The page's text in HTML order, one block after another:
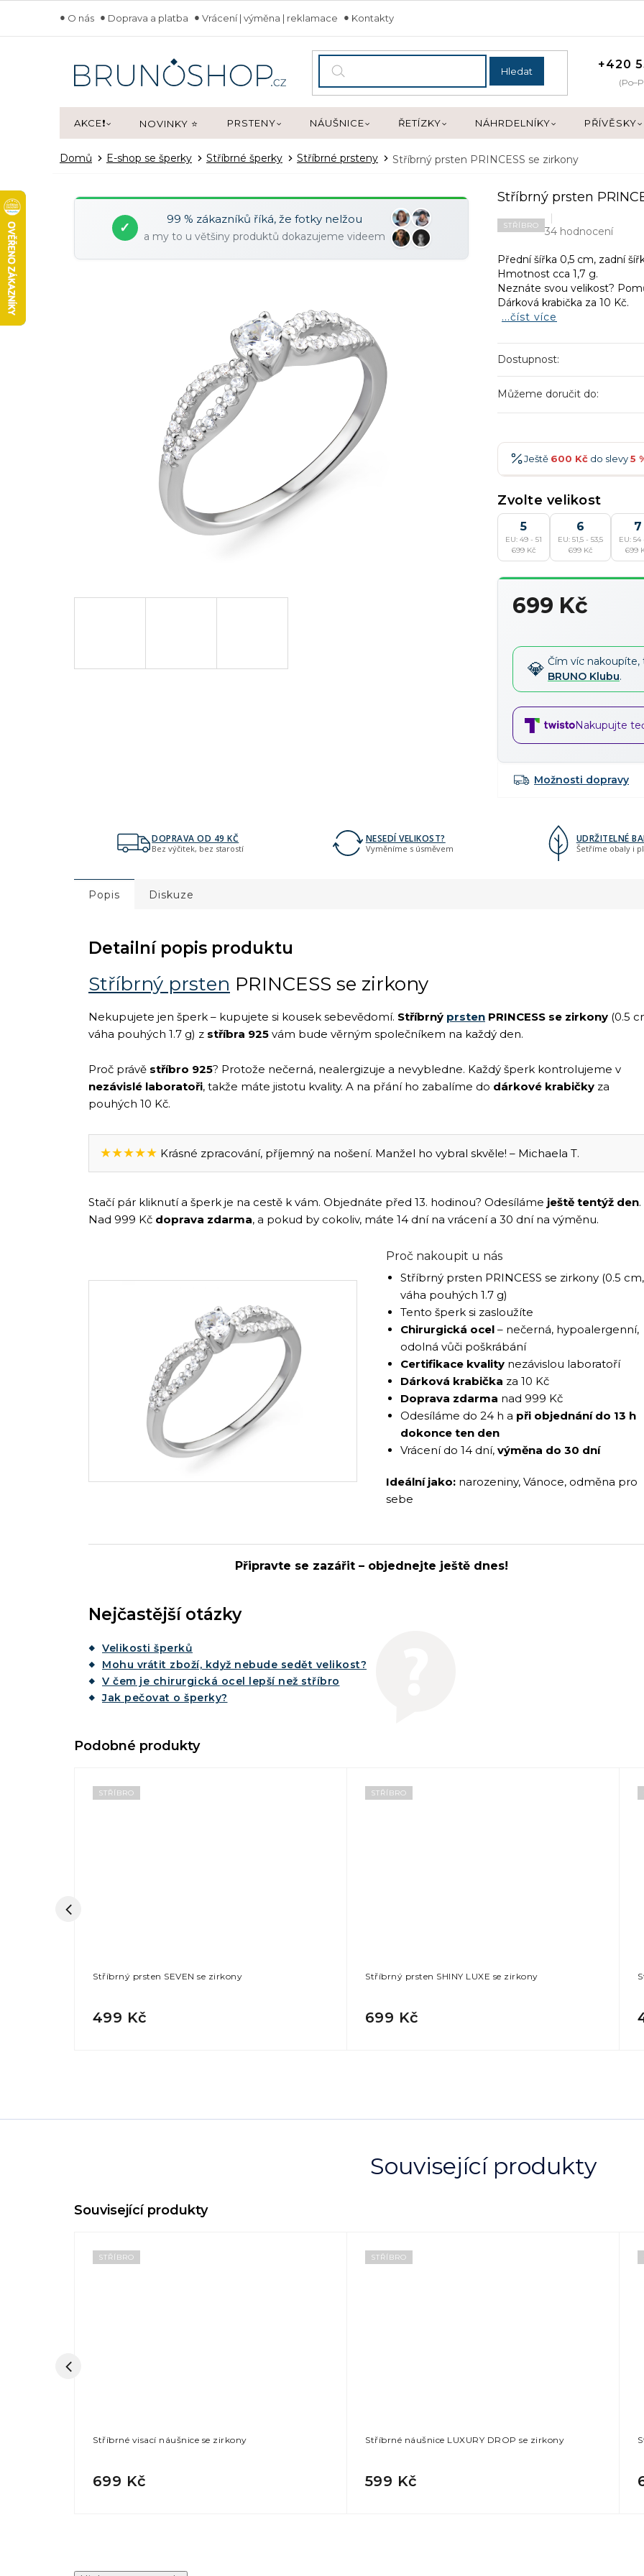
obsah
O nás Doprava a platba Vrácení | výměna | reklamace Kontakty
Hledat +420
AKCE❗ NOVINKY ⭐ PRSTENY NÁUŠNICE ŘETÍZKY NÁHRDELNÍKY PŘÍVĚSKY
Domů E-shop se šperky Stříbrné šperky Stříbrné prsteny Stříbrný prsten PRINCESS se zirkony
✓
99 % zákazníků říká, že fotky nelžou
a my to u většiny produktů dokazujeme videem
Stříbrný prsten
STŘÍBRO 34 hodnocení
Přední šířka 0,5 cm, zadní
Hmotnost cca 1,7 g.
Neznáte svou velikost?
Dárková krabička za 10 Kč.
...číst více
Dostupnost:
Můžeme doručit do:
Ještě 600 Kč do slevy5
900 Kč →-7 %
1 200 Kč →-10 %
Zvolte velikost
5
EU: 49 - 51
699 Kč
6
EU: 51,5 - 53,5
699 Kč
7
EU: 54
699
699 Kč
Čím víc
BRUNO Klubu.
Nakupujte
Možnosti dopravy
DOPRAVA OD 49 KČ
Bez výčitek, bez starostí
NESEDÍ VELIKOST?
Vyměníme s úsměvem
UDRŽITELNÉ
Šetříme obaly i
Související produkty
STŘÍBRO
Stříbrné visací náušnice se zirkony
699 Kč
STŘÍBRO
Stříbrné náušnice LUXURY DROP se zirkony
599 Kč
Popis Diskuze
Detailní popis produktu
Stříbrný prsten PRINCESS se zirkony
Nekupujete jen šperk – kupujete si kousek sebevědomí. Stříbrný prsten PRINCESS se zirkony (0.5
váha pouhých 1.7 g) z stříbra 925 vám bude věrným společníkem na každý den.
Proč právě stříbro 925? Protože nečerná, nealergizuje a nevybledne. Každý šperk kontrolujeme v
nezávislé laboratoři, takže máte jistotu kvality. A na přání ho zabalíme do dárkové krabičky za
pouhých 10 Kč.
★★★★★ Krásné zpracování, příjemný na nošení. Manžel ho vybral skvěle! – Michaela T.
Stačí pár kliknutí a šperk je na cestě k vám. Objednáte před 13. hodinou? Odesíláme ještě tentýž den.
Nad 999 Kč doprava zdarma, a pokud by cokoliv, máte 14 dní na vrácení a 30 dní na výměnu.
Proč nakoupit u nás
Stříbrný prsten PRINCESS se zirkony (0.5 cm,
váha pouhých 1.7 g)
Tento šperk si zasloužíte
Chirurgická ocel – nečerná, hypoalergenní,
odolná vůči poškrábání
Certifikace kvality nezávislou laboratoří
Dárková krabička za 10 Kč
Doprava zdarma nad 999 Kč
Odesíláme do 24 h a při objednání do 13 h
dokonce ten den
Vrácení do 14 dní, výměna do 30 dní
Ideální jako: narozeniny, Vánoce, odměna pro
sebe
Připravte se zazářit – objednejte ještě dnes!
Nejčastější otázky
Velikosti šperků
Mohu vrátit zboží, když nebude sedět velikost?
V čem je chirurgická ocel lepší než stříbro
Jak pečovat o šperky?
STŘÍBRO
Stříbrný prsten SEVEN se zirkony
499 Kč
STŘÍBRO
Stříbrný prsten SHINY LUXE se zirkony
699 Kč